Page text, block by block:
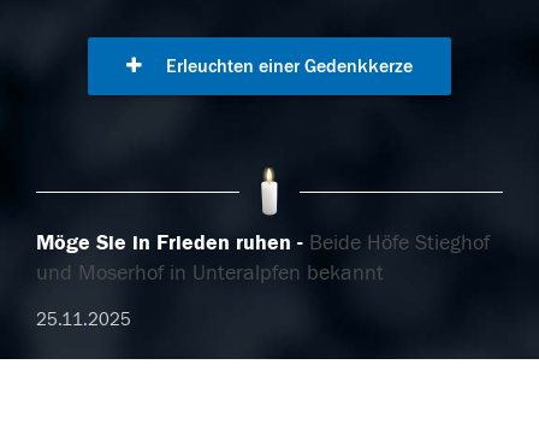
Erleuchten einer Gedenkkerze
Möge Sie in Frieden ruhen
Beide Höfe Stieghof
und Moserhof in Unteralpfen bekannt
25.11.2025